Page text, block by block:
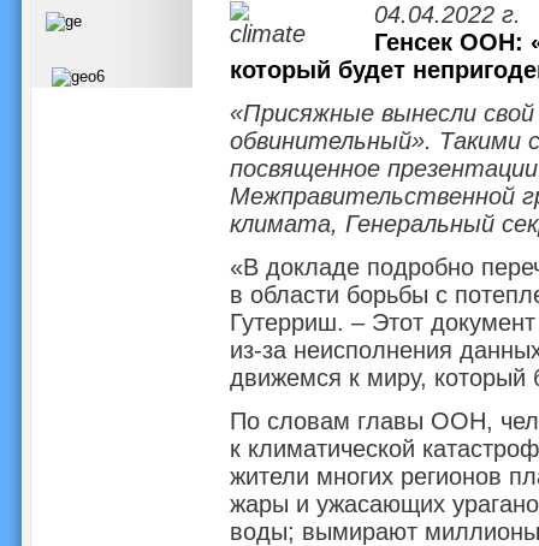
04.04.2022 г.
Генсек ООН:
который будет
«Присяжные вынесли
обвинительный». Такими
посвященное
Межправительственной
климата, Генеральный
«В докладе подробно
в области борьбы с
Гутерриш. – Этот
из-за неисполнения
движемся к миру, который
По словам главы ООН,
к климатической
жители многих регионов
жары и ужасающих
воды; вымирают